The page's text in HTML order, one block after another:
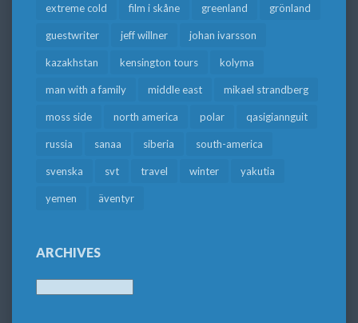
extreme cold film i skåne greenland grönland
guestwriter jeff willner johan ivarsson
kazakhstan kensington tours kolyma
man with a family middle east mikael strandberg
moss side north america polar qasigiannguit
russia sanaa siberia south-america
svenska svt travel winter yakutia
yemen äventyr
ARCHIVES